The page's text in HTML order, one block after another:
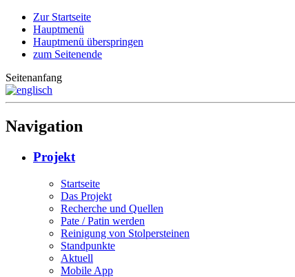
Zur Startseite
Hauptmenü
Hauptmenü überspringen
zum Seitenende
Seitenanfang
Navigation
Projekt
Startseite
Das Projekt
Recherche und Quellen
Pate / Patin werden
Reinigung von Stolpersteinen
Standpunkte
Aktuell
Mobile App